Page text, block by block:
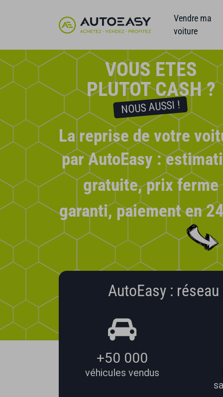
Vendre ma
voiture
VOUS ETES
PLUTOT CASH ?
NOUS AUSSI !
La reprise de votre
par AutoEasy :
gratuite, prix ferme
garanti, paiement en
AutoEasy :
+50 000
véhicules vendus